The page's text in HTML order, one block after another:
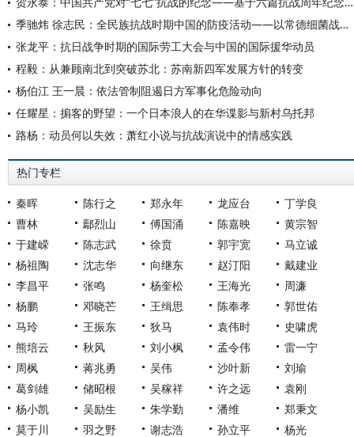
季驰炜 徐志民：全民族抗战时期中国的防疫活动——以常德细菌战防治为例
张龙平：抗日战争时期的国际劳工大会与中国的国际援华动员
程毅：从兼顾南北到突破苏北：苏南新四军发展方针的转变
杨伯江 王一晨：依法管制阻遏日方军事化危险动向
任耀星：掮客的野望：一个日本浪人的在华谍影与新村乌托邦
路杨：动员何以失效：萧红小说与抗战演说中的情感实践
热门专栏
秦晖 陈行之 郑永年 龙应台
丁学良
曹林
鄢烈山 傅国涌 陈嘉映
黄宗智
于建嵘
陈志武 徐贲 郭宇宽
马立诚
杨祖陶
沈志华 向继东 赵汀阳
戴建业
李昌平
张鸣 杨奎松 王海光
周濂
杨鹏
邓晓芒 王缉思 陈奉孝
郭世佑
马玲
王振东 狄马 袁伟时
史啸虎
熊培云
秋风 刘小枫 孟令伟
雷一宁
周枫
蒋兆勇 吴伟 沙叶新
刘瑜
葛剑雄
储昭根 吴稼祥 许之远
袁刚
杨小凯
吴励生 朱学勤 潘维
郑秉文
莫于川
羽之野 谢志浩 孙立平 杨光